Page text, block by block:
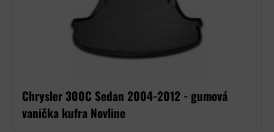
Chrysler 300C Sedan 2004-2012 - gumová
vanička kufra Novline